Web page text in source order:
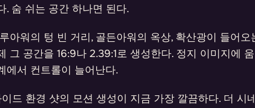
. 숨 쉬는 공간 하나면 된다.
아워의 텅 빈 거리, 골든아워의 옥상, 확산광이 들어오
그 공간을 16:9나 2.39:1로 생성한다. 정지 이미지에
에서 컨트롤이 늘어난다.
드 환경 샷의 모션 생성이 지금 가장 깔끔하다. 더 시